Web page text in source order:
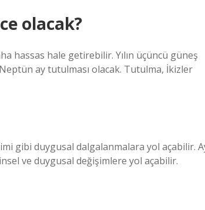
olacak?
hassas hale getirebilir. Yılın üçüncü güneş
ay tutulması olacak. Tutulma, İkizler
gibi duygusal dalgalanmalara yol açabilir.
ve duygusal değişimlere yol açabilir.